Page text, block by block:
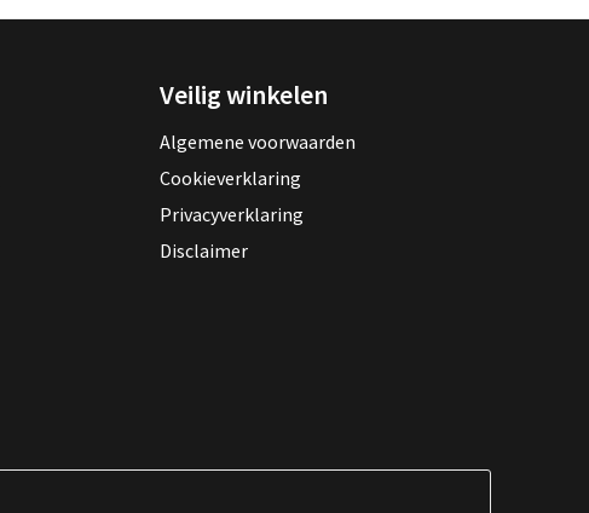
Veilig winkelen
Algemene voorwaarden
Cookieverklaring
Privacyverklaring
Disclaimer